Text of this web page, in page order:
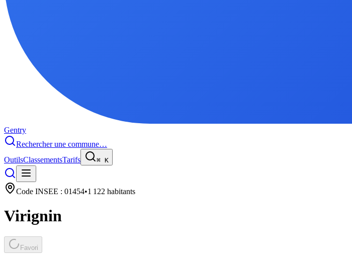
Gentry
Rechercher une commune…
OutilsClassementsTarifs ⌘ K
Code INSEE : 01454•1 122 habitants
Virignin
Favori